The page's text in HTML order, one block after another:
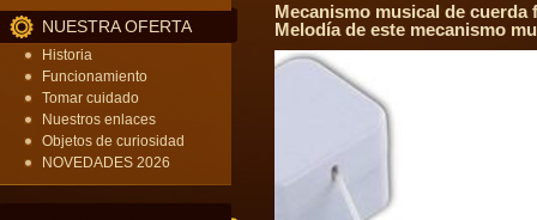
NUESTRA OFERTA
Historia
Funcionamiento
Tomar cuidado
Nuestros enlaces
Objetos de curiosidad
NOVEDADES 2026
Mecanismo musical de
Melodía de este mecanismo